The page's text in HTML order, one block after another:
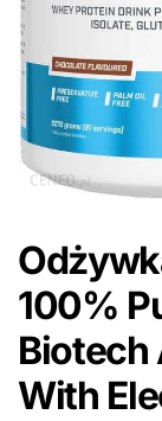
100%
Biotech
With